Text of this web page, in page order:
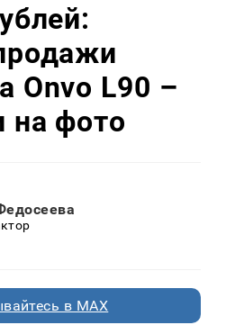
Onvo L90 –
на фото
в MAX